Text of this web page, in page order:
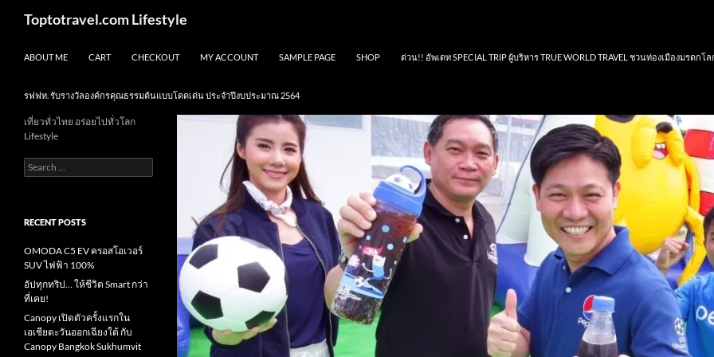
Toptotravel.com Lifestyle
ABOUT ME CART CHECKOUT MY ACCOUNT SAMPLE PAGE SHOP ด่วน!! อัพเดท SPECIAL TRIP ผู้บริหาร TRUE WORLD TRAVEL ชวนท่องเมืองมรดกโล
รฟฟท. รับรางวัลองค์กรคุณธรรมต้นแบบโดดเด่น ประจำปีงบประมาณ 2564
เที่ยวทั่วไทย อร่อยไปทั่วโลก
Lifestyle
Search
for:
RECENT POSTS
OMODA C5 EV ครอสโอเวอร์
SUV ไฟฟ้า 100%
อัปทุกทริป… ให้ชีวิต Smart กว่า
ที่เคย!
Canopy เปิดตัวครั้งแรกใน
เอเชียตะวันออกเฉียงใต้ กับ
Canopy Bangkok Sukhumvit